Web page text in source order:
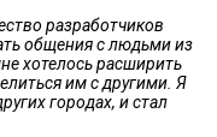
разработчиков
общения с людьми из
хотелось расширить
им с другими. Я
городах, и стал